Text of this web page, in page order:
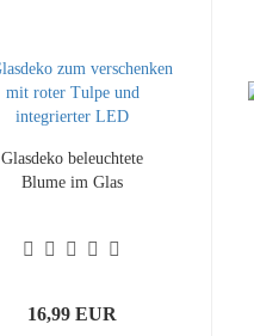
Glasdeko beleuchtete
Blume im Glas
16,99 EUR